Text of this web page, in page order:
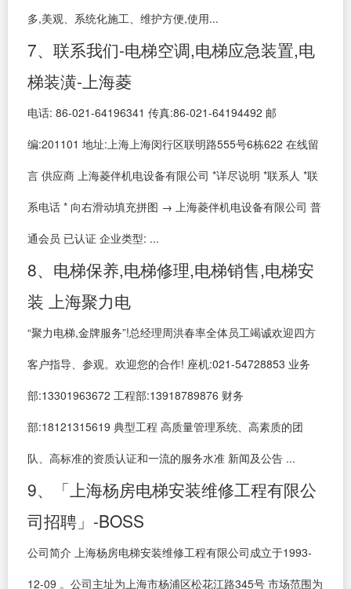
多,美观、系统化施工、维护方便,使用...
7、联系我们-电梯空调,电梯应急装置,电
梯装潢-上海菱
电话: 86-021-64196341 传真:86-021-64194492 邮
编:201101 地址:上海上海闵行区联明路555号6栋622 在线留
言 供应商 上海菱伴机电设备有限公司 *详尽说明 *联系人 *联
系电话 * 向右滑动填充拼图 → 上海菱伴机电设备有限公司 普
通会员 已认证 企业类型: ...
8、电梯保养,电梯修理,电梯销售,电梯安
装 上海聚力电
“聚力电梯,金牌服务”!总经理周洪春率全体员工竭诚欢迎四方
客户指导、参观。欢迎您的合作! 座机:021-54728853 业务
部:13301963672 工程部:13918789876 财务
部:18121315619 典型工程 高质量管理系统、高素质的团
队、高标准的资质认证和一流的服务水准 新闻及公告 ...
9、「上海杨房电梯安装维修工程有限公
司招聘」-BOSS
公司简介 上海杨房电梯安装维修工程有限公司成立于1993-
12-09 。公司主址为上海市杨浦区松花江路345号 市场范围为